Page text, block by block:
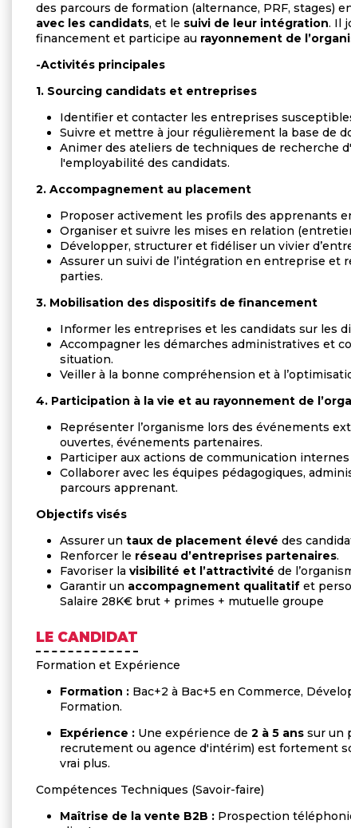
des parcours de formation (alternance, PRF, stages)
avec les candidats, et le suivi de leur intégration. Il
financement et participe au rayonnement de
-Activités principales
1. Sourcing candidats et entreprises
Identifier et contacter les entreprises
Suivre et mettre à jour régulièrement la base de
Animer des ateliers de techniques de recherche
l'employabilité des candidats.
2. Accompagnement au placement
Proposer activement les profils des apprenants
Organiser et suivre les mises en relation
Développer, structurer et fidéliser un vivier
Assurer un suivi de l’intégration en entreprise et
parties.
3. Mobilisation des dispositifs de financement
Informer les entreprises et les candidats sur les
Accompagner les démarches administratives et
situation.
Veiller à la bonne compréhension et à
4. Participation à la vie et au rayonnement de
Représenter l’organisme lors des événements
ouvertes, événements partenaires.
Participer aux actions de communication
Collaborer avec les équipes pédagogiques,
parcours apprenant.
Objectifs visés
Assurer un taux de placement élevé des
Renforcer le réseau d’entreprises partenaires.
Favoriser la visibilité et l’attractivité de
Garantir un accompagnement qualitatif et
Salaire 28K€ brut + primes + mutuelle groupe
LE CANDIDAT
Formation et Expérience
Formation : Bac+2 à Bac+5 en Commerce,
Formation.
Expérience : Une expérience de 2 à 5 ans sur un
recrutement ou agence d'intérim) est fortement
vrai plus.
Compétences Techniques (Savoir-faire)
Maîtrise de la vente B2B : Prospection